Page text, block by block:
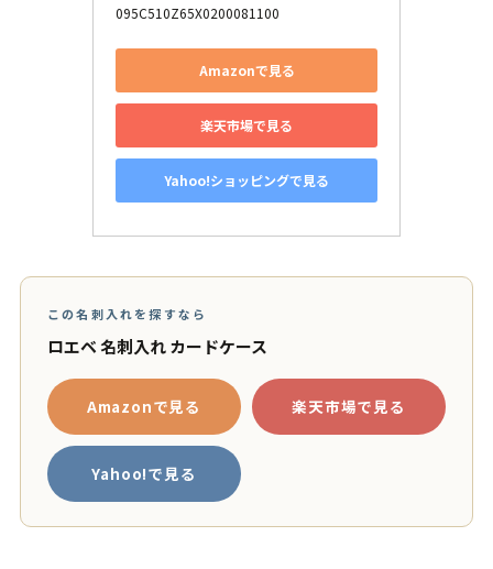
095C510Z65X0200081100
Amazonで見る
楽天市場で見る
Yahoo!ショッピングで見る
この名刺入れを探すなら
ロエベ 名刺入れ カードケース
Amazonで見る 楽天市場で見る
Yahoo!で見る